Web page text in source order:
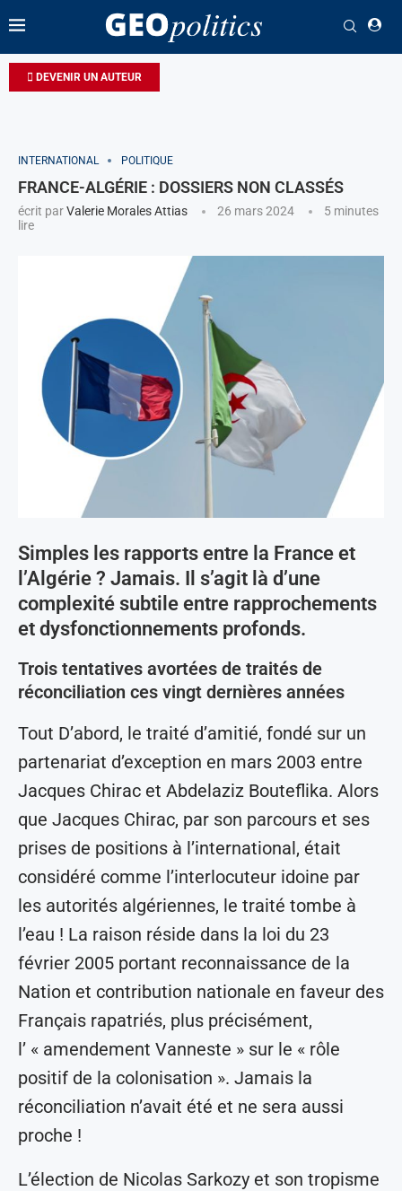
DEVENIR UN AUTEUR
INTERNATIONAL POLITIQUE
FRANCE-ALGÉRIE : DOSSIERS NON CLASSÉS
écrit parValerie Morales Attias 26 mars 2024
5 minutes
lire
Simples les rapports entre la France et
l’Algérie ? Jamais. Il s’agit là d’une
complexité subtile entre rapprochements
et dysfonctionnements profonds.
Trois tentatives avortées de traités de
réconciliation ces vingt dernières années
Tout D’abord, le traité d’amitié, fondé sur un
partenariat d’exception en mars 2003 entre
Jacques Chirac et Abdelaziz Bouteflika. Alors
que Jacques Chirac, par son parcours et ses
prises de positions à l’international, était
considéré comme l’interlocuteur idoine par
les autorités algériennes, le traité tombe à
l’eau ! La raison réside dans la loi du 23
février 2005 portant reconnaissance de la
Nation et contribution nationale en faveur des
Français rapatriés, plus précisément,
l’ « amendement Vanneste » sur le « rôle
positif de la colonisation ». Jamais la
réconciliation n’avait été et ne sera aussi
proche !
L’élection de Nicolas Sarkozy et son tropisme